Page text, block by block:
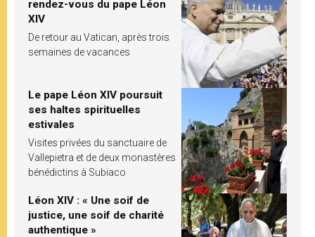
rendez-vous du pape Léon
XIV
De retour au Vatican, après trois
semaines de vacances
Le pape Léon XIV poursuit
ses haltes spirituelles
estivales
Visites privées du sanctuaire de
Vallepietra et de deux monastères
bénédictins à Subiaco
Léon XIV : « Une soif de
justice, une soif de charité
authentique »